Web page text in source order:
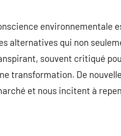
environnementale
alternatives qui non
souvent critiqué
transformation. De
et nous incitent à